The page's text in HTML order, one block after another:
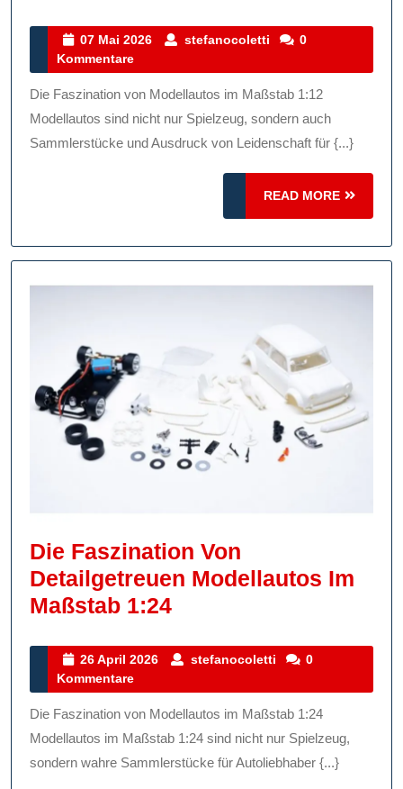
07 Mai 2026
07
2026
stefanocoletti stefanocoletti
0
Kommentare
Die Faszination von Modellautos im Maßstab 1:12
Modellautos sind nicht nur Spielzeug, sondern auch
Sammlerstücke und Ausdruck von Leidenschaft für {...}
READ MORE
READ
MORE
Die Faszination Von
Detailgetreuen Modellautos Im
Maßstab 1:24Die
Von
Modellautos
Im
Maßstab
26 April 2026
26
2026
stefanocoletti stefanocoletti
0
Kommentare
Die Faszination von Modellautos im Maßstab 1:24
Modellautos im Maßstab 1:24 sind nicht nur Spielzeug,
sondern wahre Sammlerstücke für Autoliebhaber {...}